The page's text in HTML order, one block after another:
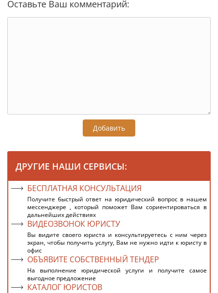
Оставьте Ваш комментарий:
Добавить
ДРУГИЕ НАШИ СЕРВИСЫ:
БЕСПЛАТНАЯ КОНСУЛЬТАЦИЯ
Получите быстрый ответ на юридический вопрос в нашем
мессенджере , который поможет Вам сориентироваться в
дальнейших действиях
ВИДЕОЗВОНОК ЮРИСТУ
Вы видите своего юриста и консультируетесь с ним через
экран, чтобы получить услугу, Вам не нужно идти к юристу в
офис
ОБЪЯВИТЕ СОБСТВЕННЫЙ ТЕНДЕР
На выполнение юридической услуги и получите самое
выгодное предложение
КАТАЛОГ ЮРИСТОВ